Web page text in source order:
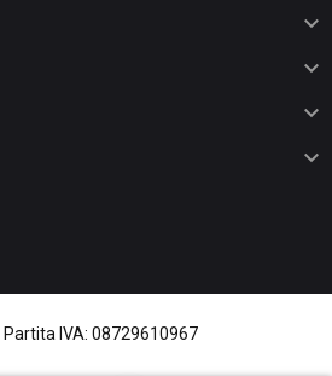




Partita IVA: 08729610967